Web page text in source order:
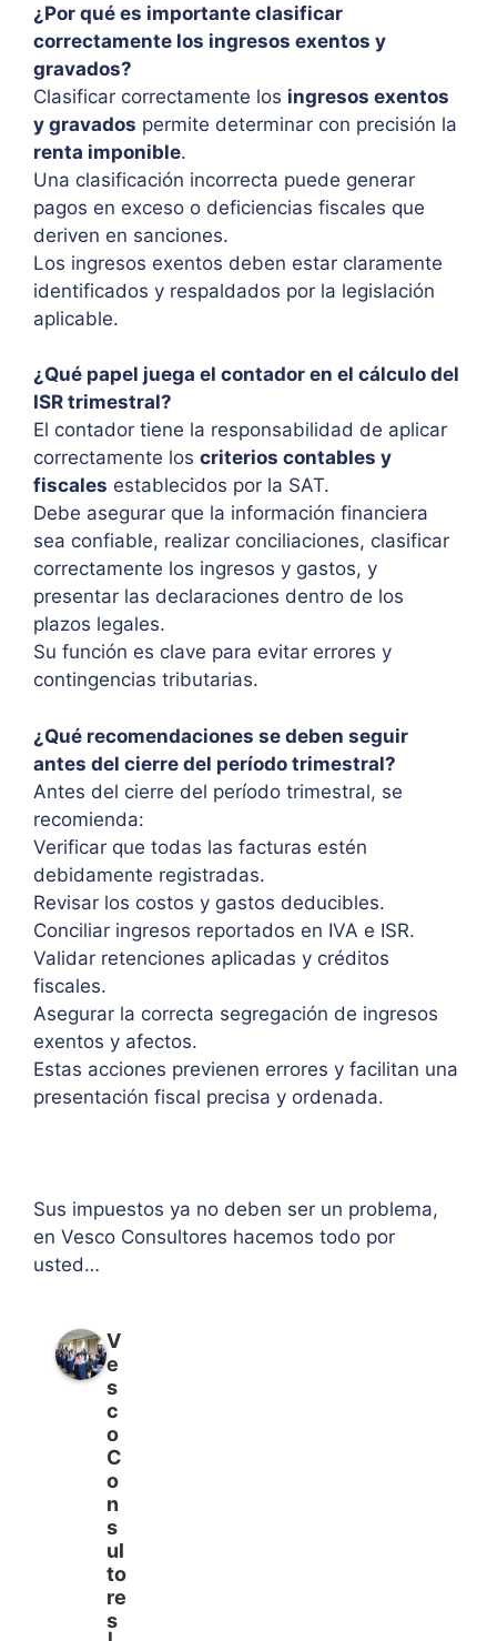
¿Por qué es importante clasificar
correctamente los ingresos exentos y
gravados?
Clasificar correctamente los ingresos exentos
y gravados permite determinar con precisión la
renta imponible.
Una clasificación incorrecta puede generar
pagos en exceso o deficiencias fiscales que
deriven en sanciones.
Los ingresos exentos deben estar claramente
identificados y respaldados por la legislación
aplicable.
¿Qué papel juega el contador en el cálculo del
ISR trimestral?
El contador tiene la responsabilidad de aplicar
correctamente los criterios contables y
fiscales establecidos por la SAT.
Debe asegurar que la información financiera
sea confiable, realizar conciliaciones, clasificar
correctamente los ingresos y gastos, y
presentar las declaraciones dentro de los
plazos legales.
Su función es clave para evitar errores y
contingencias tributarias.
¿Qué recomendaciones se deben seguir
antes del cierre del período trimestral?
Antes del cierre del período trimestral, se
recomienda:
Verificar que todas las facturas estén
debidamente registradas.
Revisar los costos y gastos deducibles.
Conciliar ingresos reportados en IVA e ISR.
Validar retenciones aplicadas y créditos
fiscales.
Asegurar la correcta segregación de ingresos
exentos y afectos.
Estas acciones previenen errores y facilitan una
presentación fiscal precisa y ordenada.
Sus impuestos ya no deben ser un problema,
en Vesco Consultores hacemos todo por
usted…
V
e
s
c
o
C
o
n
s
ul
to
re
s